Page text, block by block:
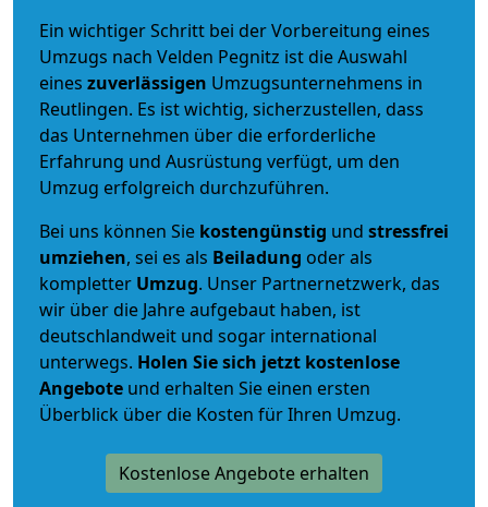
Ein wichtiger Schritt bei der Vorbereitung eines
Umzugs nach Velden Pegnitz ist die Auswahl
eines zuverlässigen Umzugsunternehmens in
Reutlingen. Es ist wichtig, sicherzustellen, dass
das Unternehmen über die erforderliche
Erfahrung und Ausrüstung verfügt, um den
Umzug erfolgreich durchzuführen.
Bei uns können Sie kostengünstig und stressfrei
umziehen, sei es als Beiladung oder als
kompletter Umzug. Unser Partnernetzwerk, das
wir über die Jahre aufgebaut haben, ist
deutschlandweit und sogar international
unterwegs. Holen Sie sich jetzt kostenlose
Angebote und erhalten Sie einen ersten
Überblick über die Kosten für Ihren Umzug.
Kostenlose Angebote erhalten